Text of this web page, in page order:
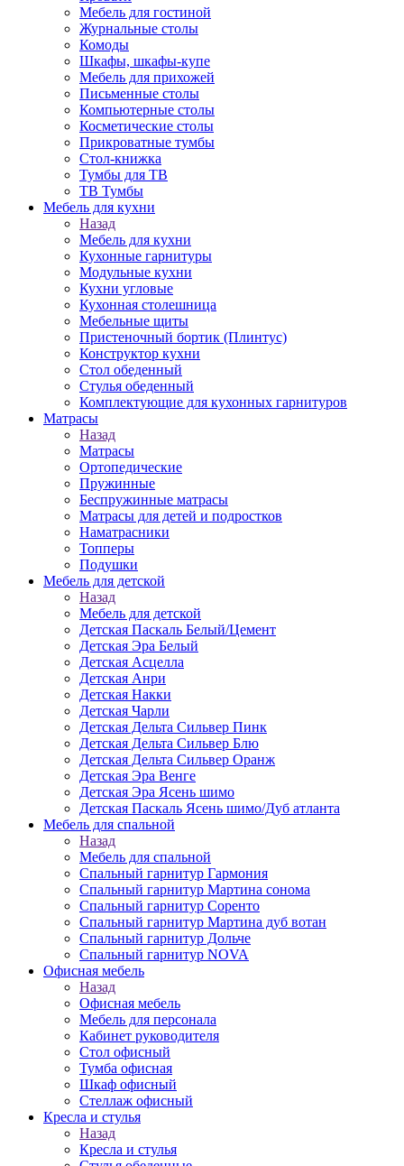
Мебель для гостиной
Журнальные столы
Комоды
Шкафы, шкафы-купе
Мебель для прихожей
Письменные столы
Компьютерные столы
Косметические столы
Прикроватные тумбы
Стол-книжка
Тумбы для ТВ
ТВ Тумбы
Мебель для кухни
Назад
Мебель для кухни
Кухонные гарнитуры
Модульные кухни
Кухни угловые
Кухонная столешница
Мебельные щиты
Пристеночный бортик (Плинтус)
Конструктор кухни
Стол обеденный
Стулья обеденный
Комплектующие для кухонных гарнитуров
Матраcы
Назад
Матраcы
Ортопедические
Пружинные
Беспружинные матрасы
Матрасы для детей и подростков
Наматрасники
Топперы
Подушки
Мебель для детской
Назад
Мебель для детской
Детская Паскаль Белый/Цемент
Детская Эра Белый
Детская Асцелла
Детская Анри
Детская Накки
Детская Чарли
Детская Дельта Сильвер Пинк
Детская Дельта Сильвер Блю
Детская Дельта Сильвер Оранж
Детская Эра Венге
Детская Эра Ясень шимо
Детская Паскаль Ясень шимо/Дуб атланта
Мебель для спальной
Назад
Мебель для спальной
Спальный гарнитур Гармония
Спальный гарнитур Мартина сонома
Спальный гарнитур Соренто
Спальный гарнитур Мартина дуб вотан
Спальный гарнитур Дольче
Спальный гарнитур NOVA
Офисная мебель
Назад
Офисная мебель
Мебель для персонала
Кабинет руководителя
Стол офисный
Тумба офисная
Шкаф офисный
Стеллаж офисный
Кресла и стулья
Назад
Кресла и стулья